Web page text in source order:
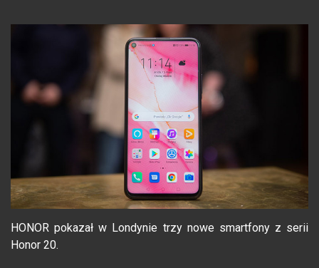
HONOR pokazał w Londynie trzy nowe smartfony z serii
Honor 20.